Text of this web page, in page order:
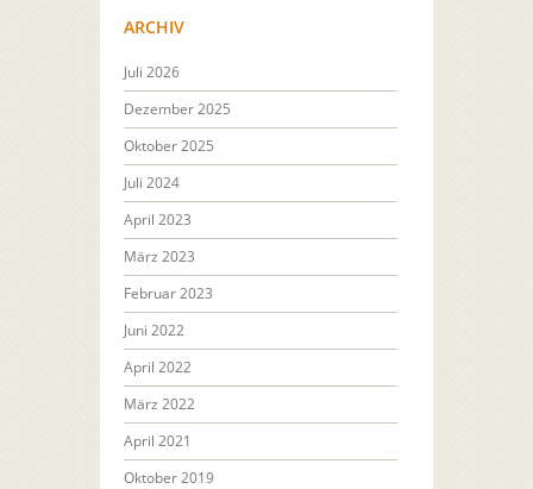
ARCHIV
Juli 2026
Dezember 2025
Oktober 2025
Juli 2024
April 2023
März 2023
Februar 2023
Juni 2022
April 2022
März 2022
April 2021
Oktober 2019